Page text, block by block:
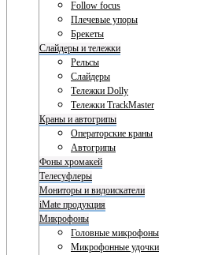
Follow focus
Плечевые упоры
Брекеты
Слайдеры и тележки
Рельсы
Слайдеры
Тележки Dolly
Тележки TrackMaster
Краны и автогрипы
Операторские краны
Автогрипы
Фоны хромакей
Телесуфлеры
Мониторы и видоискатели
iMate продукция
Микрофоны
Головные микрофоны
Микрофонные удочки